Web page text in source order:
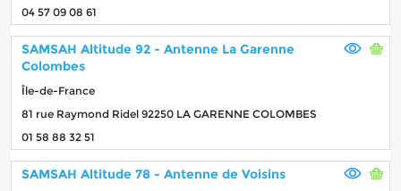
04 57 09 08 61
SAMSAH Altitude 92 - Antenne La Garenne
Colombes
Île-de-France
81 rue Raymond Ridel 92250 LA GARENNE COLOMBES
01 58 88 32 51
SAMSAH Altitude 78 - Antenne de Voisins